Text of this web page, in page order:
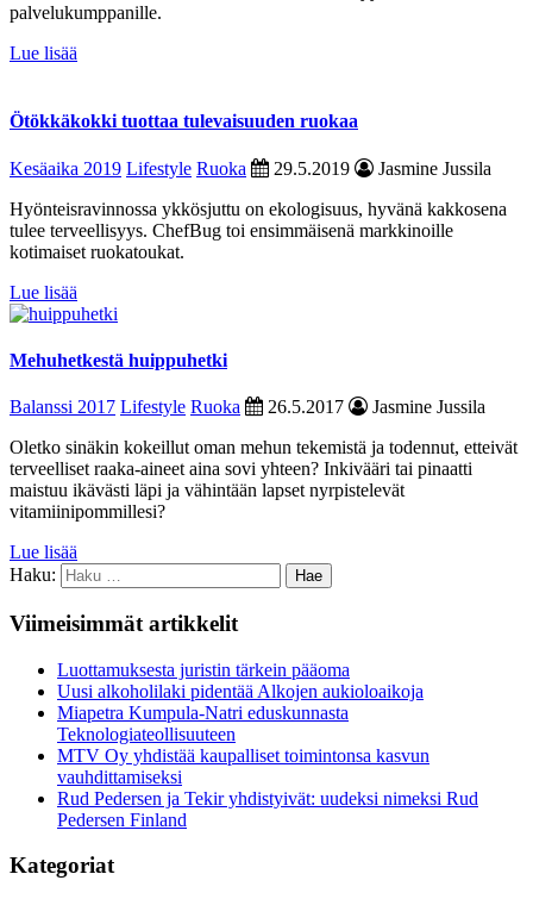
palvelukumppanille.
Lue lisää
Ötökkäkokki tuottaa tulevaisuuden ruokaa
Kesäaika 2019 Lifestyle Ruoka 29.5.2019
Jasmine Jussila
Hyönteisravinnossa ykkösjuttu on ekologisuus, hyvänä kakkosena
tulee terveellisyys. ChefBug toi ensimmäisenä markkinoille
kotimaiset ruokatoukat.
Lue lisää
Mehuhetkestä huippuhetki
Balanssi 2017 Lifestyle Ruoka 26.5.2017
Jasmine Jussila
Oletko sinäkin kokeillut oman mehun tekemistä ja todennut, etteivät
terveelliset raaka-aineet aina sovi yhteen? Inkivääri tai pinaatti
maistuu ikävästi läpi ja vähintään lapset nyrpistelevät
vitamiinipommillesi?
Lue lisää
Haku:
Viimeisimmät artikkelit
Luottamuksesta juristin tärkein pääoma
Uusi alkoholilaki pidentää Alkojen aukioloaikoja
Miapetra Kumpula-Natri eduskunnasta
Teknologiateollisuuteen
MTV Oy yhdistää kaupalliset toimintonsa kasvun
vauhdittamiseksi
Rud Pedersen ja Tekir yhdistyivät: uudeksi nimeksi Rud
Pedersen Finland
Kategoriat